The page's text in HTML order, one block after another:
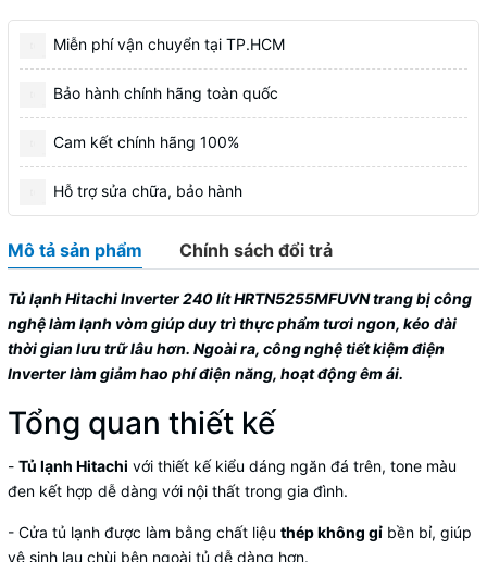
Miễn phí vận chuyển tại TP.HCM
Bảo hành chính hãng toàn quốc
Cam kết chính hãng 100%
Hỗ trợ sửa chữa, bảo hành
Mô tả sản phẩm Chính sách đổi trả
Tủ lạnh Hitachi Inverter 240 lít HRTN5255MFUVN trang bị công
nghệ làm lạnh vòm giúp duy trì thực phẩm tươi ngon, kéo dài
thời gian lưu trữ lâu hơn. Ngoài ra, công nghệ tiết kiệm điện
Inverter làm giảm hao phí điện năng, hoạt động êm ái.
Tổng quan thiết kế
- Tủ lạnh Hitachi với thiết kế kiểu dáng ngăn đá trên, tone màu
đen kết hợp dễ dàng với nội thất trong gia đình.
- Cửa tủ lạnh được làm bằng chất liệu thép không gỉ bền bỉ, giúp
vệ sinh lau chùi bên ngoài tủ dễ dàng hơn.